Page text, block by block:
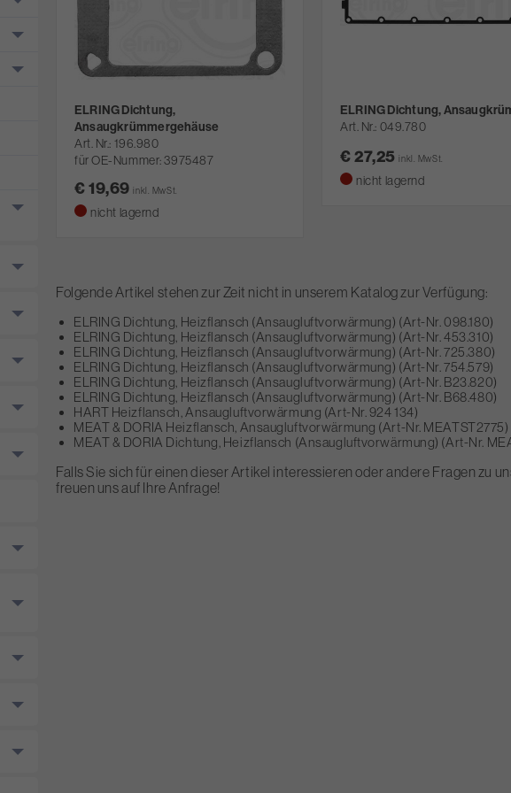
ELRING Dichtung,
Ansaugkrümmergehäuse
Art. Nr. 196.980
für OE-Nummer: 3975487
€ 19,69inkl. MwSt.
nicht lagernd
ELRING Dichtung,
Art. Nr. 049.780
€ 27,25inkl. MwSt.
nicht lagernd
Folgende Artikel stehen zur Zeit nicht in unserem Katalog zur Verfügung:
ELRING Dichtung, Heizflansch (Ansaugluftvorwärmung) (Art-Nr. 098.180)
ELRING Dichtung, Heizflansch (Ansaugluftvorwärmung) (Art-Nr. 453.310)
ELRING Dichtung, Heizflansch (Ansaugluftvorwärmung) (Art-Nr. 725.380)
ELRING Dichtung, Heizflansch (Ansaugluftvorwärmung) (Art-Nr. 754.579)
ELRING Dichtung, Heizflansch (Ansaugluftvorwärmung) (Art-Nr. B23.820)
ELRING Dichtung, Heizflansch (Ansaugluftvorwärmung) (Art-Nr. B68.480)
HART Heizflansch, Ansaugluftvorwärmung (Art-Nr. 924 134)
MEAT & DORIA Heizflansch, Ansaugluftvorwärmung (Art-Nr. MEATST2775)
MEAT & DORIA Dichtung, Heizflansch (Ansaugluftvorwärmung) (Art-Nr.
Falls Sie sich für einen dieser Artikel interessieren oder andere Fragen zu
freuen uns auf Ihre Anfrage!